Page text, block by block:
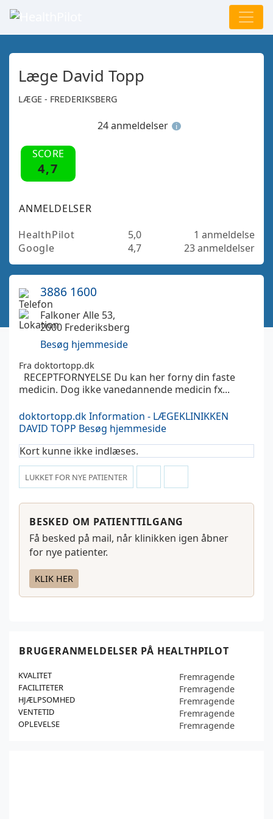
Læge David Topp
LÆGE - FREDERIKSBERG
24 anmeldelser i
SCORE
4,7
ANMELDELSER
HealthPilot
5,0
1 anmeldelse
Google
4,7 23 anmeldelser
3886 1600
Falkoner Alle 53,
2000 Frederiksberg
Besøg hjemmeside
Fra doktortopp.dk
RECEPTFORNYELSE Du kan her forny din faste
medicin. Dog ikke vanedannende medicin fx...
doktortopp.dkInformation - LÆGEKLINIKKEN
DAVID TOPP Besøg hjemmeside
Kort kunne ikke indlæses.
LUKKET FOR NYE PATIENTER
BESKED OM PATIENTTILGANG
Få besked på mail, når klinikken igen åbner
for nye patienter.
KLIK HER
BRUGERANMELDELSER PÅ HEALTHPILOT
KVALITET Fremragende
FACILITETER Fremragende
HJÆLPSOMHED Fremragende
VENTETID Fremragende
OPLEVELSE Fremragende